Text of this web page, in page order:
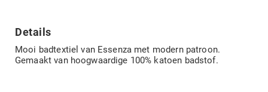
Details
Mooi badtextiel van Essenza met modern patroon.
Gemaakt van hoogwaardige 100% katoen badstof.